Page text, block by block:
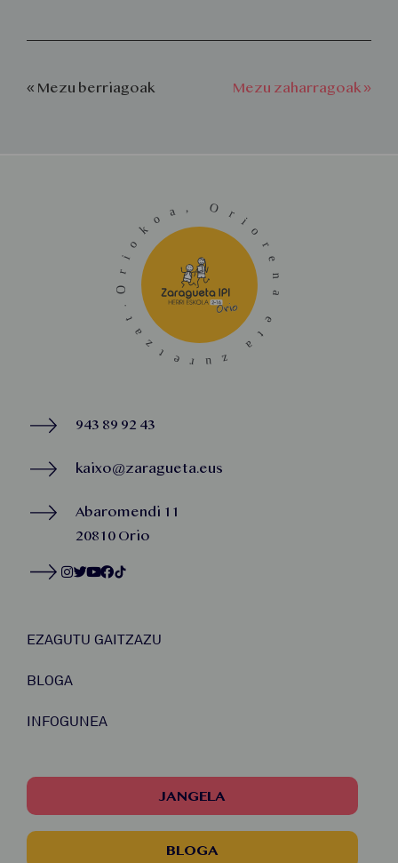
« Mezu berriagoak Mezu zaharragoak »
943 89 92 43
kaixo@zaragueta.eus
Abaromendi 11
20810 Orio
EZAGUTU GAITZAZU
BLOGA
INFOGUNEA
JANGELA
BLOGA